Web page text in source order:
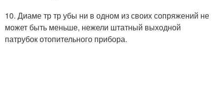
10. Диаме тр тр убы ни в одном из своих сопряжений не
может быть меньше, нежели штатный выходной
патрубок отопительного прибора.